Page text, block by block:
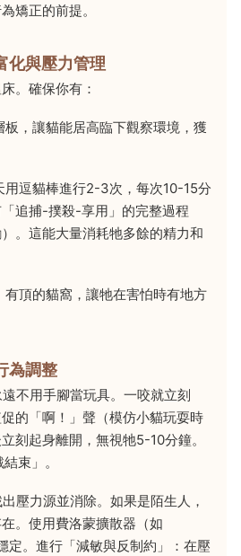
矯正的前提。
化與壓力管理
。確保你有：
板，讓貓能居高臨下觀察環境，獲
用逗貓棒進行2-3次，每次10-15分
追捕-撲殺-享用」的完整過程
）。這能大量消耗牠多餘的精力和
有頂的貓窩，讓牠在害怕時有地方
為調整
遠不用手腳當玩具。一咬就立刻
促的「啊！」聲（模仿小貓玩耍時
刻起身離開，無視牠5-10分鐘。
束」。
壓力源並消除。如果是陌生人，
。使用費洛蒙擴散器（如
定。進行「減敏與反制約」：在壓